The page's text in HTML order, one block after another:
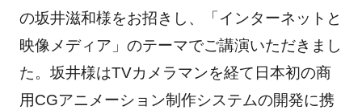
の坂井滋和様をお招きし、「インターネットと
映像メディア」のテーマでご講演いただきまし
た。坂井様はTVカメラマンを経て日本初の商
用CGアニメーション制作システムの開発に携